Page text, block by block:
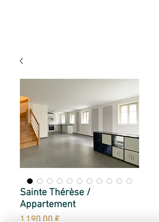
Sainte Thérèse /
Appartement
1 190,00 €Prix